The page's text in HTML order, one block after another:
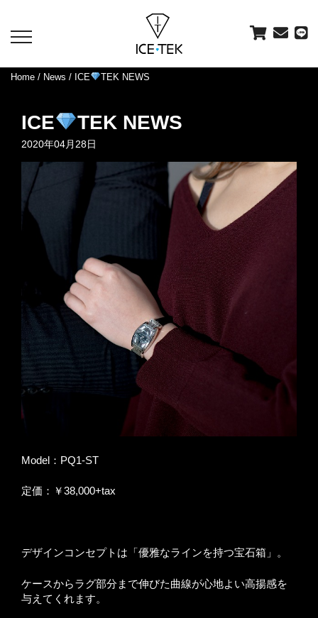
toggle
Home / News / ICE TEK NEWS
ICE TEK NEWS
2020年04月28日
Model：PQ1-ST
定価：￥38,000+tax
デザインコンセプトは「優雅なラインを持つ宝石箱」。
ケースからラグ部分まで伸びた曲線が心地よい高揚感を
与えてくれます。